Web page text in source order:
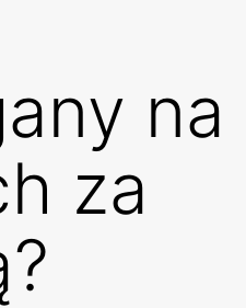
na
za